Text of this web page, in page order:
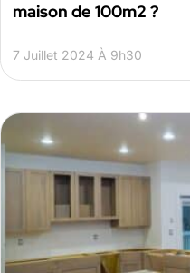
maison de 100m2 ?
7 Juillet 2024 À 9h30